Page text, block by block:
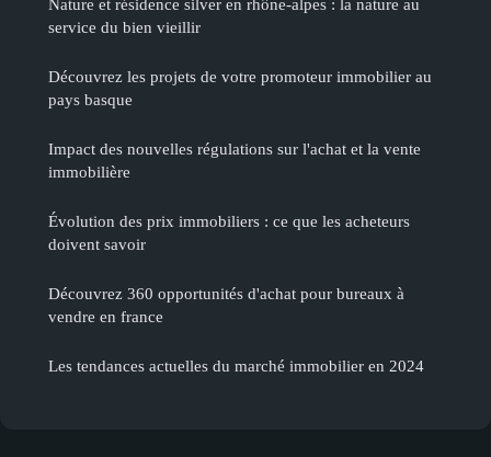
service du bien vieillir
Découvrez les projets de votre promoteur immobilier au
pays basque
Impact des nouvelles régulations sur l'achat et la vente
immobilière
Évolution des prix immobiliers : ce que les acheteurs
doivent savoir
Découvrez 360 opportunités d'achat pour bureaux à
vendre en france
Les tendances actuelles du marché immobilier en 2024